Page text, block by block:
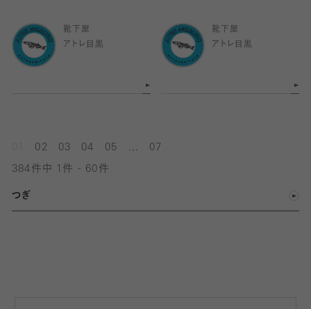
靴下屋
アトレ目黒
靴下屋
アトレ目黒
02 03 04 05 07
384件中 1件 - 60件
つぎ